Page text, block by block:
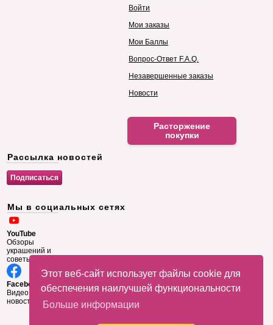
Этот веб-сайт использует файлы cookie для
обеспечения наилучшей функциональности
Больше информации
Войти
Мои заказы
Мои Баллы
Вопрос-Ответ F.A.Q.
Незавершенные заказы
Новости
Расторжение
покупки
Рассылка новостей
Мы в социальных сетях
YouTube
Обзоры
украшений и
советы
Facebook
Видео и
новости